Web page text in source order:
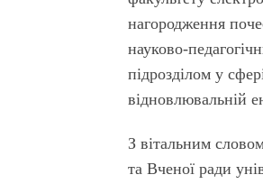
нагородження
науково-
підрозділом у
відновлювальній
З вітальним
та Вченої ради